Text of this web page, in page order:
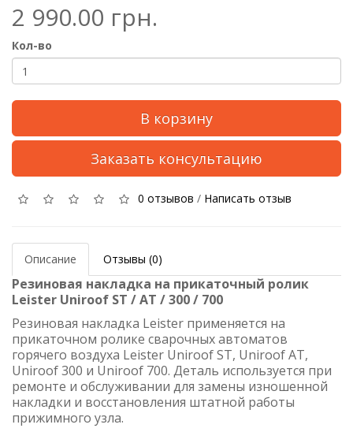
2 990.00 грн.
Кол-во
В корзину
Заказать консультацию
0 отзывов / Написать отзыв
Описание Отзывы (0)
Резиновая накладка на прикаточный ролик
Leister Uniroof ST / AT / 300 / 700
Резиновая накладка Leister применяется на
прикаточном ролике сварочных автоматов
горячего воздуха Leister Uniroof ST, Uniroof AT,
Uniroof 300 и Uniroof 700. Деталь используется при
ремонте и обслуживании для замены изношенной
накладки и восстановления штатной работы
прижимного узла.